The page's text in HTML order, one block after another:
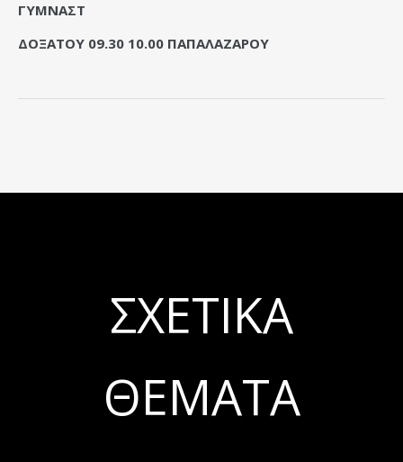
ΓΥΜΝΑΣΤ
ΔΟΞΑΤΟΥ 09.30 10.00 ΠΑΠΑΛΑΖΑΡΟΥ
ΣΧΕΤΙΚΆ
ΘΈΜΑΤΑ